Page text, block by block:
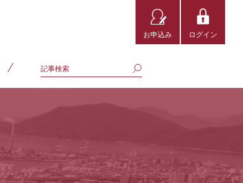
お申込み ログイン